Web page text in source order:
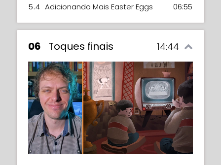
5.4 Adicionando Mais Easter Eggs 06:55
06 Toques finais 14:44